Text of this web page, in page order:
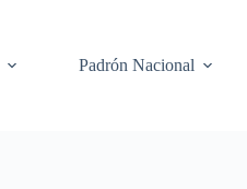
Padrón Nacional